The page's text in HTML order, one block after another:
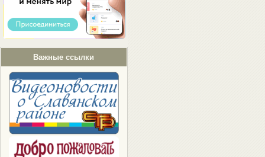
Важные ссылки